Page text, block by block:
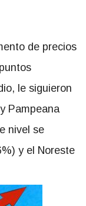
de precios
le siguieron
Pampeana
nivel se
y el Noreste